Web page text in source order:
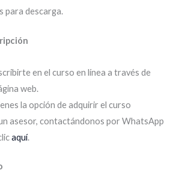
para descarga.
en el curso en línea a través de
web.
la opción de adquirir el curso
asesor, contactándonos por WhatsApp
aquí.